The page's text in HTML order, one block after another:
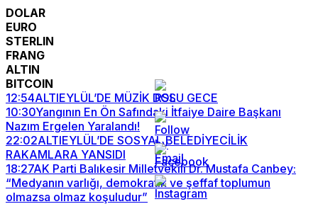
DOLAR
EURO
STERLIN
FRANG
ALTIN
BITCOIN
12:54ALTIEYLÜL’DE MÜZİK DOLU GECE
10:30Yangının En Ön Safındaki İtfaiye Daire Başkanı
Nazım Ergelen Yaralandı!
22:02ALTIEYLÜL’DE SOSYAL BELEDİYECİLİK
RAKAMLARA YANSIDI
18:27AK Parti Balıkesir Milletvekili Dr. Mustafa Canbey:
“Medyanın varlığı, demokratik ve şeffaf toplumun
olmazsa olmaz koşuludur”